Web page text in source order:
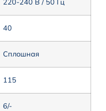
220-240 В / 50 Гц
40
Сплошная
115
6/-